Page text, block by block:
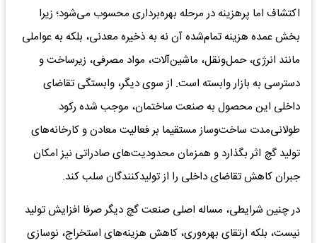
اکتشاف اما پرهزینه در مرحله بهره‌برداری محسوب می‌شود؛ زیرا
بخش عمده هزینه تمام‌شده آن نه به ذخیره معدنی، بلکه به عواملی
مانند انرژی، حمل‌ونقل، ماشین‌آلات، مواد مصرفی، زیرساخت و
دسترسی به بازار وابسته است. از سوی دیگر، وابستگی تقاضای
داخلی این محصول به صنعت ساختمان، موجب شده رکود
طولانی‌مدت ساخت‌وساز مستقیما بر فعالیت معادن و کارخانه‌های
تولید گچ اثر بگذارد و همزمان محدودیت‌های صادراتی نیز امکان
جبران کاهش تقاضای داخلی را از تولیدکنندگان سلب کند.
در چنین شرایطی، مساله اصلی صنعت گچ دیگر صرفا افزایش تولید
نیست، بلکه ارتقای بهره‌وری، کاهش هزینه‌های استخراج، نوسازی